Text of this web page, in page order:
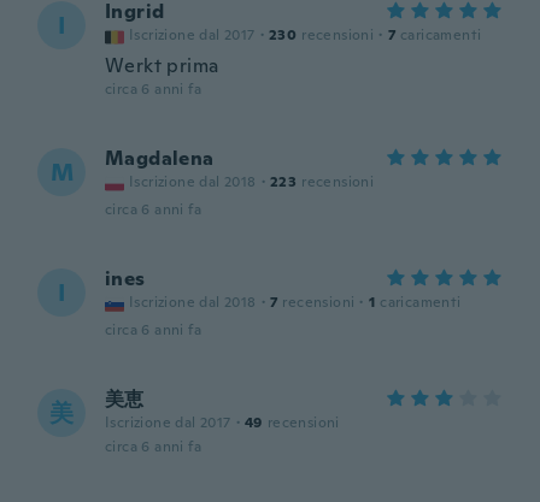
I Ingrid
Iscrizione dal 2017 · 230 recensioni · 7 caricamenti
Werkt prima
circa 6 anni fa
M Magdalena
Iscrizione dal 2018 · 223 recensioni
circa 6 anni fa
I ines
Iscrizione dal 2018 · 7 recensioni · 1 caricamenti
circa 6 anni fa
美 美恵
Iscrizione dal 2017 · 49 recensioni
circa 6 anni fa